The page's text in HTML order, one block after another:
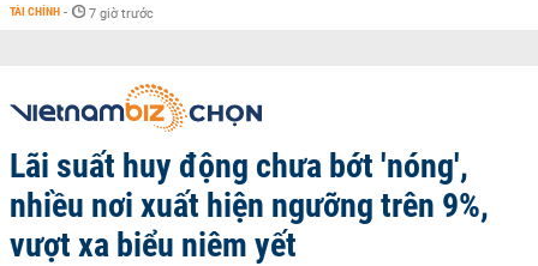
TÀI CHÍNH - 7 giờ trước
Lãi suất huy động chưa bớt 'nóng',
nhiều nơi xuất hiện ngưỡng trên 9%,
vượt xa biểu niêm yết